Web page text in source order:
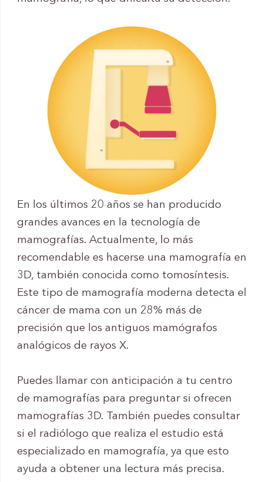
En los últimos 20 años se han producido
grandes avances en la tecnología de
mamografías. Actualmente, lo más
recomendable es hacerse una mamografía en
3D, también conocida como tomosíntesis.
Este tipo de mamografía moderna detecta el
cáncer de mama con un 28% más de
precisión que los antiguos mamógrafos
analógicos de rayos X.
Puedes llamar con anticipación a tu centro
de mamografías para preguntar si ofrecen
mamografías 3D. También puedes consultar
si el radiólogo que realiza el estudio está
especializado en mamografía, ya que esto
ayuda a obtener una lectura más precisa.